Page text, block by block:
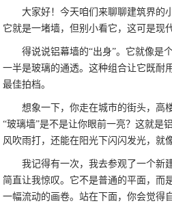
大家好！今天咱们来聊聊建筑界
它就是一堵墙，但别小看它，这可是现
得说说铝幕墙的“出身”。它就像是
一半是玻璃的通透。这种组合让它既耐
最佳拍档。
想象一下，你走在城市的街头，高
“玻璃墙”是不是让你眼前一亮？这就是
风吹雨打，还能在阳光下闪闪发光，就
我记得有一次，我去参观了一个新
简直让我惊叹。它不是普通的平面，而
一幅流动的画卷。站在下面，你会觉得